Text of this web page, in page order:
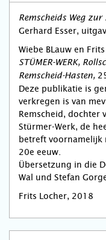
Remscheids Weg
Gerhard Esser,
Wiebe BLauw en
STÜMER-WERK,
Remscheid-Hasten,
Deze publikatie is
verkregen is van
Remscheid, dochter
Stürmer-Werk, de
betreft voornamelijk
20e eeuw.
Übersetzung in die
Wal und Stefan
Frits Locher, 2018